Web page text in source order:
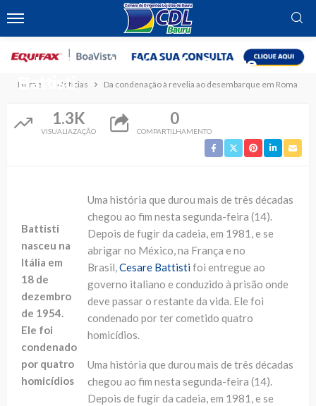
Home Notícias Da condenação à revelia ao desembarque em Roma:
Da condenação à revelia ao
desembarque em Roma:
relembre a história de Cesare
Battisti
1.3K
VISUALIAZAÇÃO
0
COMPARTILHAMENTO
Battisti
nasceu na
Itália em
18 de
dezembro
de 1954.
Ele foi
condenado
por quatro
homicídios
Uma história que durou mais de três décadas
chegou ao fim nesta segunda-feira (14).
Depois de fugir da cadeia, em 1981, e se
abrigar no México, na França e no
Brasil,Cesare Battistifoi entregue ao
governo italiano e conduzido à prisão onde
deve passar o restante da vida. Ele foi
condenado por ter cometido quatro
homicídios.
Uma história que durou mais de três décadas
chegou ao fim nesta segunda-feira (14).
Depois de fugir da cadeia, em 1981, e se